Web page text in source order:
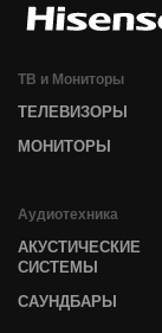
ТВ и Мониторы
ТЕЛЕВИЗОРЫ
МОНИТОРЫ
Аудиотехника
АКУСТИЧЕСКИЕ
СИСТЕМЫ
САУНДБАРЫ